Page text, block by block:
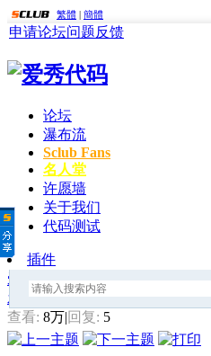
繁體 | 簡體
申请论坛问题反馈
论坛
瀑布流
Sclub Fans
名人堂
许愿墙
关于我们
代码测试
插件
爱秀代码
» 图
发帖
查看: 8万| 回复: 5